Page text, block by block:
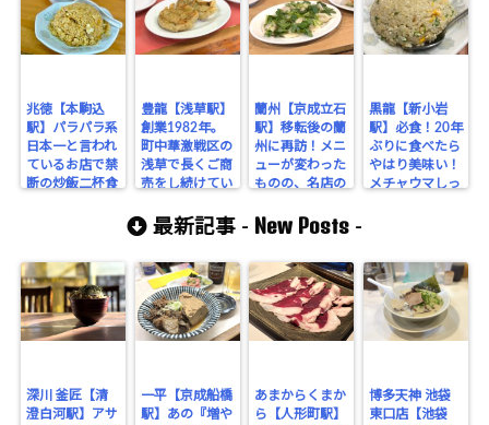
兆徳【本駒込
駅】パラパラ系
日本一と言われ
ているお店で禁
断の炒飯二杯食
豊龍【浅草駅】
創業1982年。
町中華激戦区の
浅草で長くご商
売をし続けてい
華王道の味に舌
鼓を打つ！
蘭州【京成立石
駅】移転後の蘭
州に再訪！メニ
ューが変わった
ものの、名店の
だ。
黒龍【新小岩
駅】必食！20年
ぶりに食べたら
やはり美味い！
メチャウマしっ
最新記事 - New Posts -
深川 釜匠【清
澄白河駅】アサ
一平【京成船橋
駅】あの『増や
あまからくまか
ら【人形町駅】
博多天神 池袋
東口店【池袋